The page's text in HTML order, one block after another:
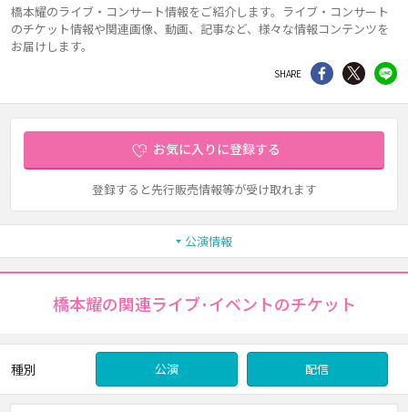
橋本耀のライブ・コンサート情報をご紹介します。ライブ・コンサート
のチケット情報や関連画像、動画、記事など、様々な情報コンテンツを
お届けします。
SHARE シェア Twitter
お気に入りに登録する
登録すると先行販売情報等が受け取れます
公演情報
橋本耀の関連ライブ･イベントのチケット
種別 公演 配信